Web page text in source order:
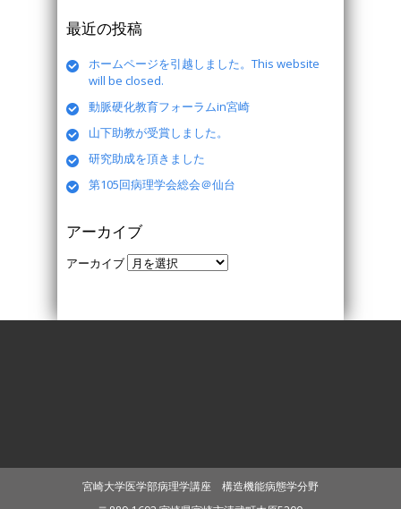
最近の投稿
ホームページを引越しました。This website
will be closed.
動脈硬化教育フォーラムin宮崎
山下助教が受賞しました。
研究助成を頂きました
第105回病理学会総会＠仙台
アーカイブ
アーカイブ
宮崎大学医学部病理学講座 構造機能病態学分野